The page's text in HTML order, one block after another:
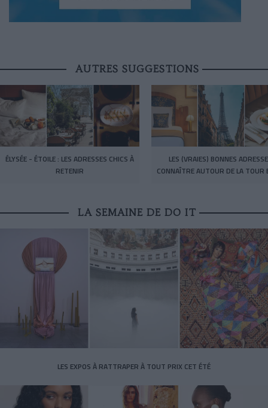
AUTRES SUGGESTIONS
ÉLYSÉE - ÉTOILE : LES ADRESSES CHICS À
RETENIR
LES (VRAIES) BONNES
CONNAÎTRE AUTOUR DE LA TOUR
LA SEMAINE DE DO IT
LES EXPOS À RATTRAPER À TOUT PRIX CET ÉTÉ